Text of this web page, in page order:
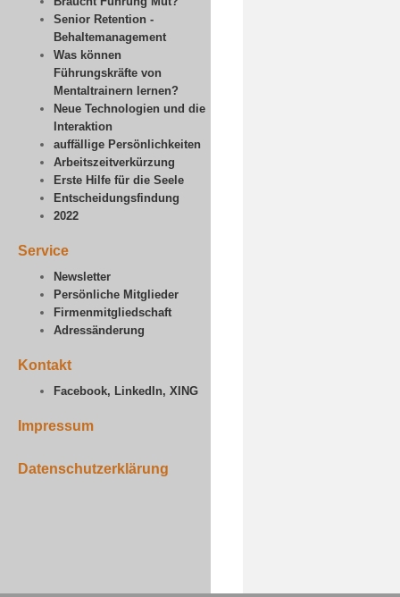
Senior Retention -
Behaltemanagement
Was können
Führungskräfte von
Mentaltrainern lernen?
Neue Technologien und die
Interaktion
auffällige Persönlichkeiten
Arbeitszeitverkürzung
Erste Hilfe für die Seele
Entscheidungsfindung
2022
Service
Newsletter
Persönliche Mitglieder
Firmenmitgliedschaft
Adressänderung
Kontakt
Facebook, LinkedIn, XING
Impressum
Datenschutzerklärung